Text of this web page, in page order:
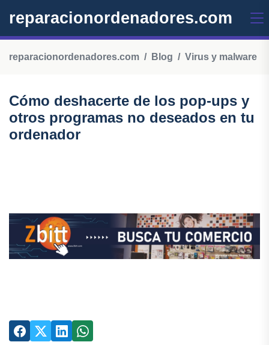
reparacionordenadores.com
reparacionordenadores.com Blog Virus y malware
Cómo deshacerte de los pop-ups y
otros programas no deseados en tu
ordenador